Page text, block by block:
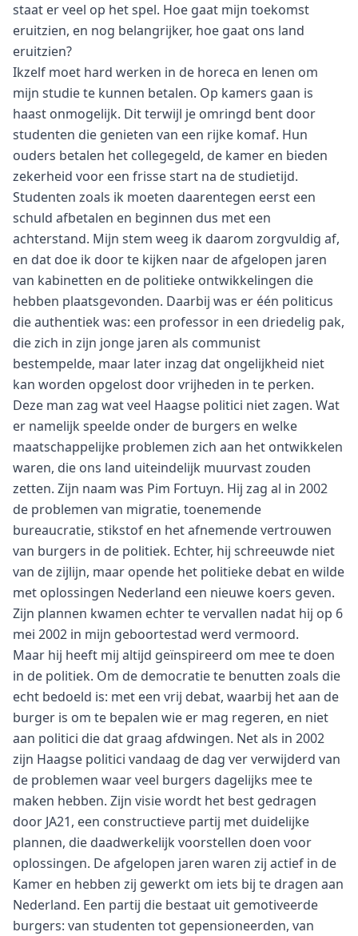
staat er veel op het spel. Hoe gaat mijn toekomst
eruitzien, en nog belangrijker, hoe gaat ons land
eruitzien?
Ikzelf moet hard werken in de horeca en lenen om
mijn studie te kunnen betalen. Op kamers gaan is
haast onmogelijk. Dit terwijl je omringd bent door
studenten die genieten van een rijke komaf. Hun
ouders betalen het collegegeld, de kamer en bieden
zekerheid voor een frisse start na de studietijd.
Studenten zoals ik moeten daarentegen eerst een
schuld afbetalen en beginnen dus met een
achterstand. Mijn stem weeg ik daarom zorgvuldig af,
en dat doe ik door te kijken naar de afgelopen jaren
van kabinetten en de politieke ontwikkelingen die
hebben plaatsgevonden. Daarbij was er één politicus
die authentiek was: een professor in een driedelig pak,
die zich in zijn jonge jaren als communist
bestempelde, maar later inzag dat ongelijkheid niet
kan worden opgelost door vrijheden in te perken.
Deze man zag wat veel Haagse politici niet zagen. Wat
er namelijk speelde onder de burgers en welke
maatschappelijke problemen zich aan het ontwikkelen
waren, die ons land uiteindelijk muurvast zouden
zetten. Zijn naam was Pim Fortuyn. Hij zag al in 2002
de problemen van migratie, toenemende
bureaucratie, stikstof en het afnemende vertrouwen
van burgers in de politiek. Echter, hij schreeuwde niet
van de zijlijn, maar opende het politieke debat en wilde
met oplossingen Nederland een nieuwe koers geven.
Zijn plannen kwamen echter te vervallen nadat hij op 6
mei 2002 in mijn geboortestad werd vermoord.
Maar hij heeft mij altijd geïnspireerd om mee te doen
in de politiek. Om de democratie te benutten zoals die
echt bedoeld is: met een vrij debat, waarbij het aan de
burger is om te bepalen wie er mag regeren, en niet
aan politici die dat graag afdwingen. Net als in 2002
zijn Haagse politici vandaag de dag ver verwijderd van
de problemen waar veel burgers dagelijks mee te
maken hebben. Zijn visie wordt het best gedragen
door JA21, een constructieve partij met duidelijke
plannen, die daadwerkelijk voorstellen doen voor
oplossingen. De afgelopen jaren waren zij actief in de
Kamer en hebben zij gewerkt om iets bij te dragen aan
Nederland. Een partij die bestaat uit gemotiveerde
burgers: van studenten tot gepensioneerden, van